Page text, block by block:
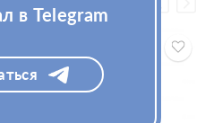
в Telegram